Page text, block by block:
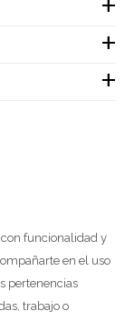
funcionalidad y
en el uso
pertenencias
trabajo o